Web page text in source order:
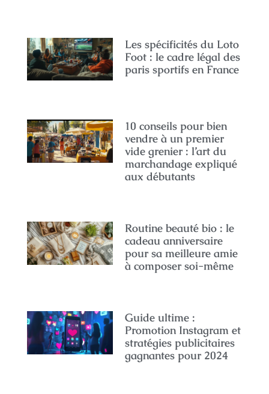
Les spécificités du Loto
Foot : le cadre légal des
paris sportifs en France
10 conseils pour bien
vendre à un premier
vide grenier : l’art du
marchandage expliqué
aux débutants
Routine beauté bio : le
cadeau anniversaire
pour sa meilleure amie
à composer soi-même
Guide ultime :
Promotion Instagram et
stratégies publicitaires
gagnantes pour 2024